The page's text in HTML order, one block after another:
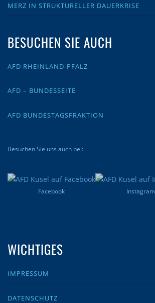
MERZ IN STRUKTURELLER DAUERKRISE
BESUCHEN SIE AUCH
AFD RHEINLAND-PFALZ
AFD – BUNDESSEITE
AFD BUNDESTAGSFRAKTION
Besuchen Sie uns auch bei:
Facebook Instagram
WICHTIGES
IMPRESSUM
DATENSCHUTZ